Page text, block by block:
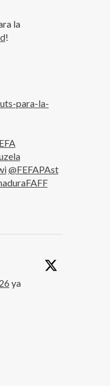
la
!
para-la-
@FEFAPAst
ya